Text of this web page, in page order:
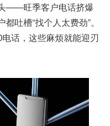
——旺季客户电话挤爆
吐槽“找个人太费劲”。
话，这些麻烦就能迎刃